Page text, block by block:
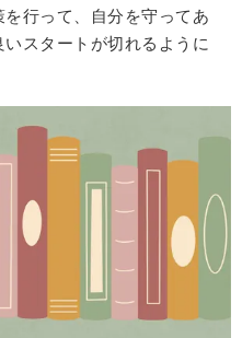
行って、自分を守ってあ
スタートが切れるように